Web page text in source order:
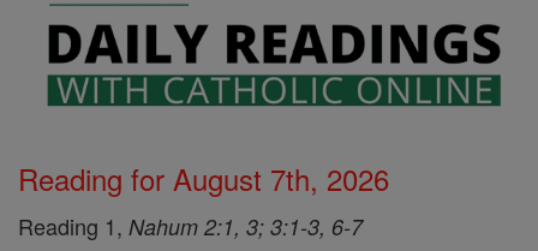
Reading for August 7th, 2026
Reading 1, Nahum 2:1, 3; 3:1-3, 6-7